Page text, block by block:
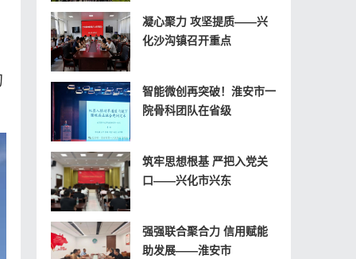
凝心聚力 攻坚提质——兴
化沙沟镇召开重点
智能微创再突破！淮安市一
院骨科团队在省级
筑牢思想根基 严把入党关
口——兴化市兴东
强强联合聚合力 信用赋能
助发展——淮安市